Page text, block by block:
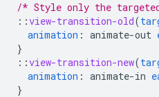
/* Style only the
::view-transition-old(
animation : animate-out
}
::view-transition-new(
animation : animate-in
}